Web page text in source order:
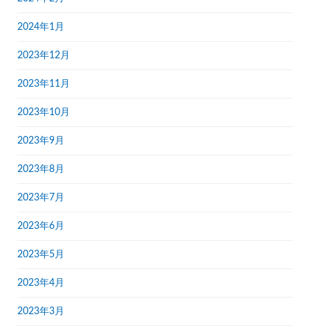
2024年1月
2023年12月
2023年11月
2023年10月
2023年9月
2023年8月
2023年7月
2023年6月
2023年5月
2023年4月
2023年3月